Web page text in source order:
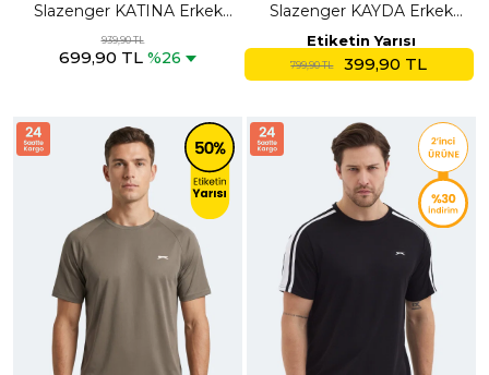
Slazenger KATINA Erkek
Polo Yaka Beyaz Tişört
939,90 TL
699,90 TL %26
Slazenger KAYDA Erkek
Yeşil Tişört
Etiketin Yarısı
799,90 TL 399,90 TL